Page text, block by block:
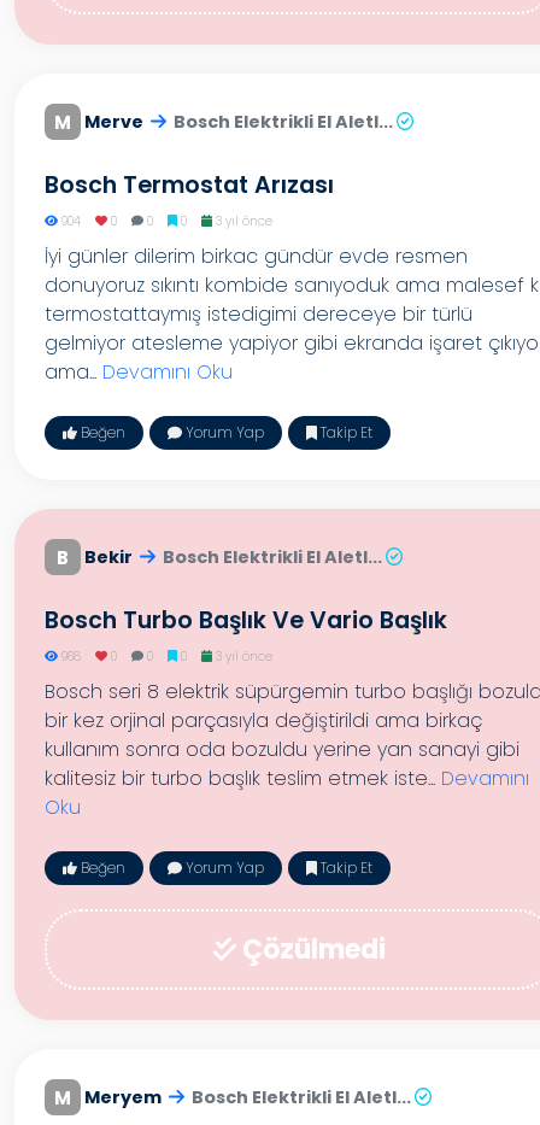
M Merve Bosch Elektrikli El Aletl...
Bosch Termostat Arızası
904 0 0 0 3 yıl önce
İyi günler dilerim birkac gündür evde resmen
donuyoruz sıkıntı kombide sanıyoduk ama malesef
termostattaymış istedigimi dereceye bir türlü
gelmiyor atesleme yapiyor gibi ekranda işaret
ama... Devamını Oku
Beğen Yorum Yap Takip Et
B Bekir Bosch Elektrikli El Aletl...
Bosch Turbo Başlık Ve Vario Başlık
968 0 0 0 3 yıl önce
Bosch seri 8 elektrik süpürgemin turbo başlığı
bir kez orjinal parçasıyla değiştirildi ama birkaç
kullanım sonra oda bozuldu yerine yan sanayi gibi
kalitesiz bir turbo başlık teslim etmek iste... Devamını
Oku
Beğen Yorum Yap Takip Et
Çözülmedi
M Meryem Bosch Elektrikli El Aletl...